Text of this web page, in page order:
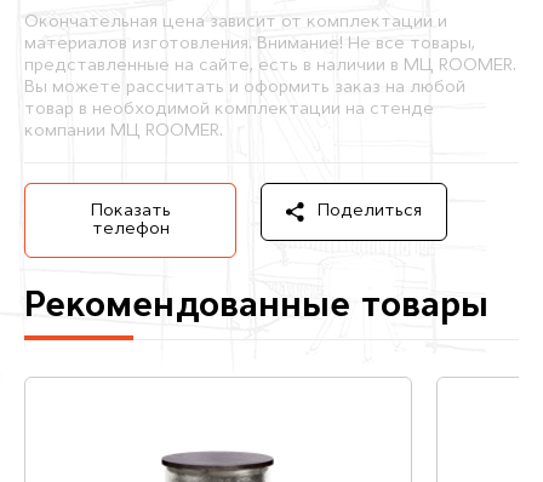
Окончательная цена зависит от комплектации и
материалов изготовления. Внимание! Не все товары,
представленные на сайте, есть в наличии в МЦ ROOMER.
Вы можете рассчитать и оформить заказ на любой
товар в необходимой комплектации на стенде
компании МЦ ROOMER.
Показать
телефон
Поделиться
Рекомендованные товары